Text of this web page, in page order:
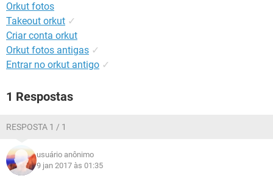
Orkut fotos
Takeout orkut ✓
Criar conta orkut
Orkut fotos antigas ✓
Entrar no orkut antigo ✓
1 Respostas
RESPOSTA 1 / 1
usuário anônimo
9 jan 2017 às 01:35